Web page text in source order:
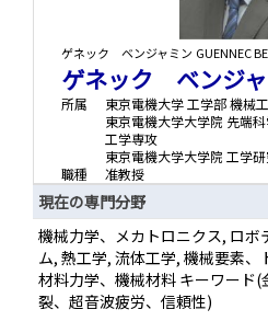
ゲネック ベンジャミン GUENNEC
ゲネック ベンジ
所属
東京電機大学 工学部 機械
東京電機大学大学院 先端
工学専攻
東京電機大学大学院 工学
職種
准教授
現在の専門分野
機械力学、メカトロニクス, ロボ
ム, 熱工学, 流体工学, 機械要素
材料力学、機械材料 キーワード
裂、超音波疲労、信頼性)